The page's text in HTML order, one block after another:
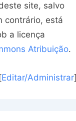
site, salvo
contrário, está
a licença
Atribuição.
[Editar/Administrar]